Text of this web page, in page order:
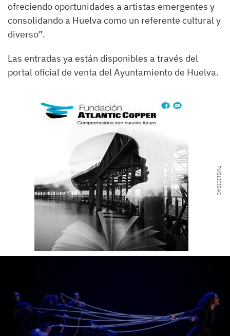
ofreciendo oportunidades a artistas emergentes y
consolidando a Huelva como un referente cultural y
diverso”.
Las entradas ya están disponibles a través del
portal oficial de venta del Ayuntamiento de Huelva.